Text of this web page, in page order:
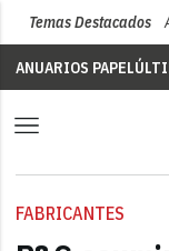
Temas Destacados
ANUARIOS PAPEL
FABRICANTES